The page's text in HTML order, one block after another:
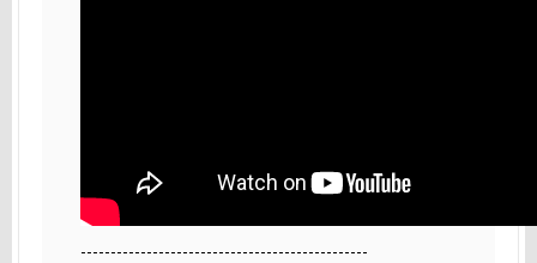
------------------------------------------------